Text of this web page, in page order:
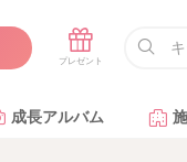
成長アルバム